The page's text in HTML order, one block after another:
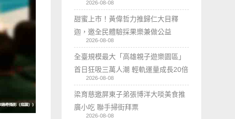
2026-08-08
甜蜜上市！黃偉哲力推歸仁大目釋
迦，邀全民體驗採果樂兼做公益
2026-08-08
全臺規模最大「高雄親子遊樂園區」
首日狂吸三萬人潮 輕軌運量成長20倍
2026-08-08
梁育慈邀屏東子弟張博洋大啖美食推
廣小吃 聯手掃街拜票
2026-08-08